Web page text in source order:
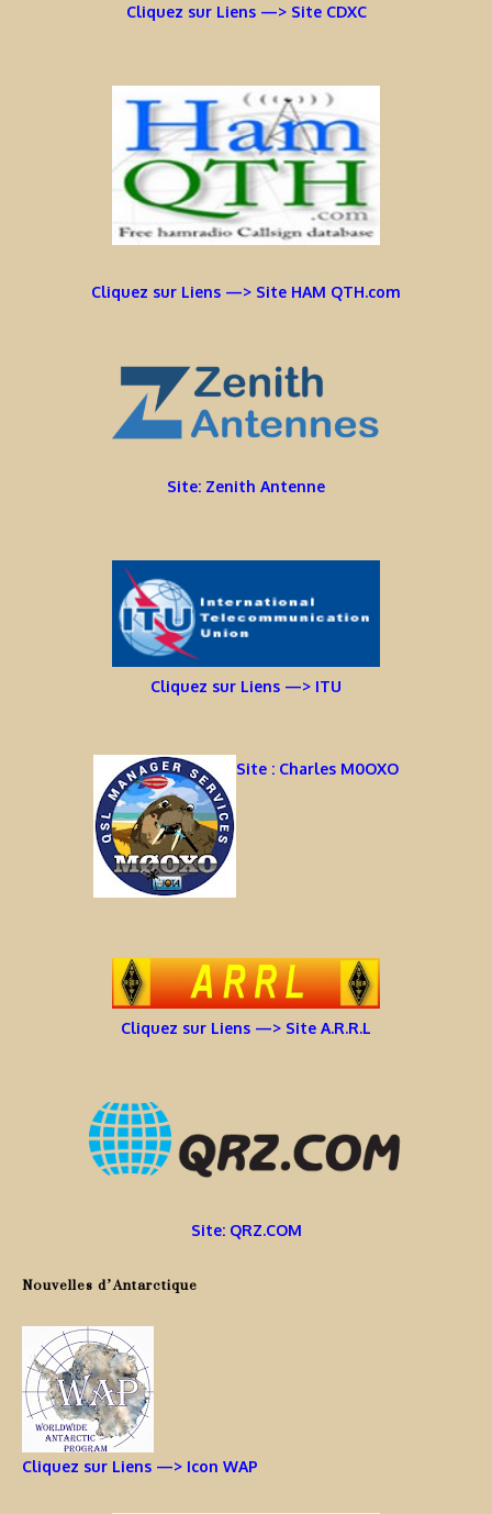
Cliquez sur Liens —> Site CDXC
Cliquez sur Liens —> Site HAM QTH.com
Site: Zenith Antenne
Cliquez sur Liens —> ITU
Site : Charles M0OXO
Cliquez sur Liens —> Site A.R.R.L
Site: QRZ.COM
Nouvelles d’Antarctique
Cliquez sur Liens —> Icon WAP